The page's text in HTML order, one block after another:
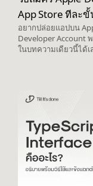
App Store ทีละ
อยากปล่อยแอปบน
Developer Account
ในบทความเดียวนี้ได้เ